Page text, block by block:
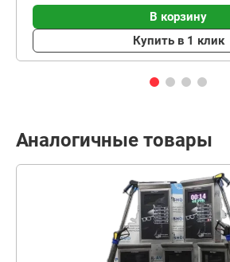
В корзину
Купить в 1 клик
Аналогичные товары